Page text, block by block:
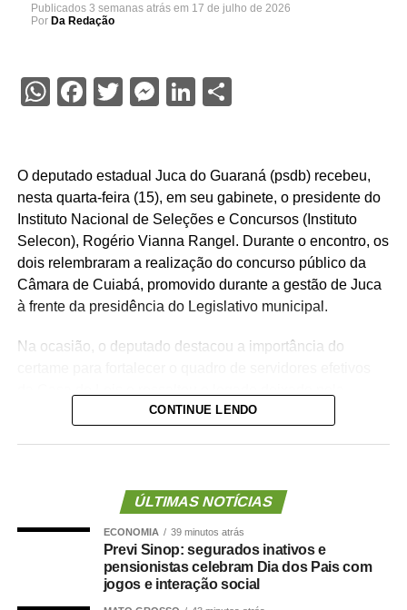
Publicados 3 semanas atrás em 17 de julho de 2026
Por Da Redação
WhatsApp
Facebook
Twitter
Messenger
LinkedIn
Share
O deputado estadual Juca do Guaraná (psdb) recebeu,
nesta quarta-feira (15), em seu gabinete, o presidente do
Instituto Nacional de Seleções e Concursos (Instituto
Selecon), Rogério Vianna Rangel. Durante o encontro, os
dois relembraram a realização do concurso público da
Câmara de Cuiabá, promovido durante a gestão de Juca
à frente da presidência do Legislativo municipal.
Na ocasião, o deputado destacou a importância do
Cuiabá, que é de todos nós mato-grossenses, o
parlamento mais antigo do Centro-Oeste brasileiro”,
O concurso público foi realizado para provimento de
CONTINUE LENDO
ÚLTIMAS NOTÍCIAS
ECONOMIA 39 minutos atrás
Previ Sinop: segurados inativos e
pensionistas celebram Dia dos Pais com
jogos e interação social